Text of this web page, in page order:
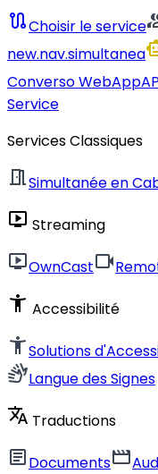
routeChoisir le service
new.nav.simultanea
Converso WebApp
Service
Services Classiques
meeting_roomSimultanée en
live_tv Streaming
live_tvOwnCastvideocam
accessibility_new Accessibilité
accessibility_newSolutions
sign_languageLangue des Signes
translate Traductions
articleDocumentsmovie